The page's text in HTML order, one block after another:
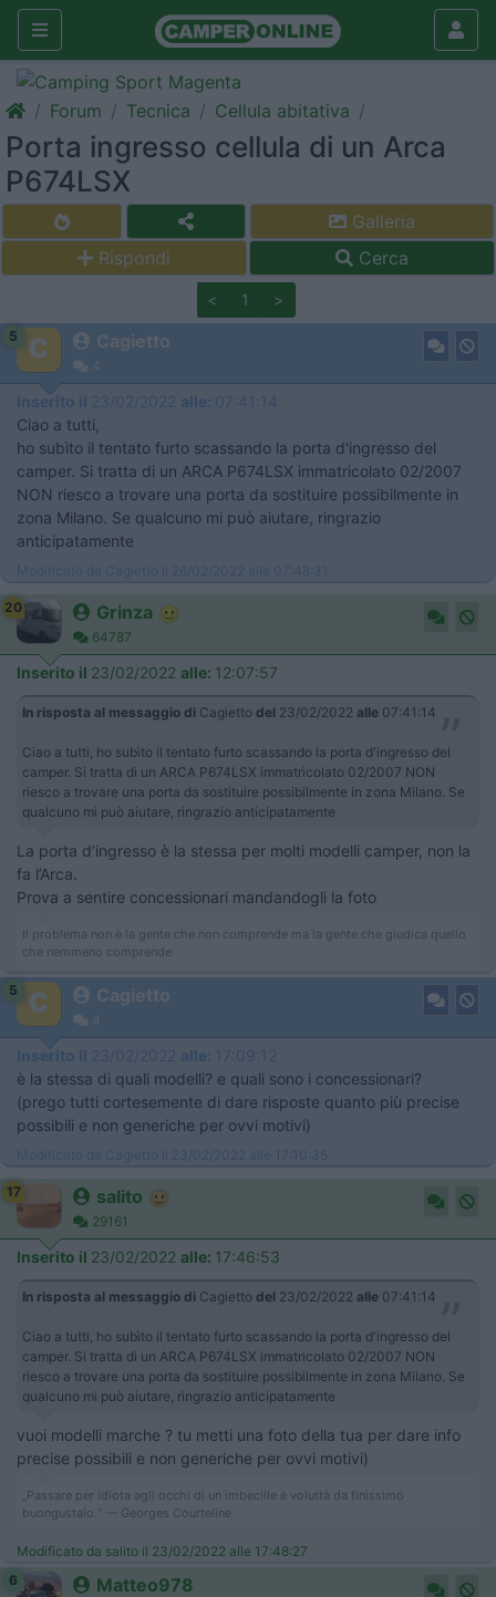
Forum Tecnica Cellula abitativa
Porta ingresso cellula di un Arca
P674LSX
Galleria
Rispondi
Cerca
< 1 >
5 Cagietto
4
Inserito il 23/02/2022 alle: 07:41:14
Ciao a tutti,
ho subìto il tentato furto scassando la porta d'ingresso del
camper. Si tratta di un ARCA P674LSX immatricolato 02/2007
NON riesco a trovare una porta da sostituire possibilmente in
zona Milano. Se qualcuno mi può aiutare, ringrazio
anticipatamente
Modificato da Cagietto il 26/02/2022 alle 07:48:31
20 Grinza
64787
Inserito il 23/02/2022 alle: 12:07:57
In risposta al messaggio di Cagietto del 23/02/2022 alle 07:41:14
Ciao a tutti, ho subìto il tentato furto scassando la porta d'ingresso del
camper. Si tratta di un ARCA P674LSX immatricolato 02/2007 NON
riesco a trovare una porta da sostituire possibilmente in zona Milano. Se
qualcuno mi può aiutare, ringrazio anticipatamente
La porta d’ingresso è la stessa per molti modelli camper, non la
fa l’Arca.
Prova a sentire concessionari mandandogli la foto
Il problema non è la gente che non comprende ma la gente che giudica quello
che nemmeno comprende
5 Cagietto
4
Inserito il 23/02/2022 alle: 17:09:12
è la stessa di quali modelli? e quali sono i concessionari?
(prego tutti cortesemente di dare risposte quanto più precise
possibili e non generiche per ovvi motivi)
Modificato da Cagietto il 23/02/2022 alle 17:10:35
17 salito
29161
Inserito il 23/02/2022 alle: 17:46:53
In risposta al messaggio di Cagietto del 23/02/2022 alle 07:41:14
Ciao a tutti, ho subìto il tentato furto scassando la porta d'ingresso del
camper. Si tratta di un ARCA P674LSX immatricolato 02/2007 NON
riesco a trovare una porta da sostituire possibilmente in zona Milano. Se
qualcuno mi può aiutare, ringrazio anticipatamente
vuoi modelli marche ? tu metti una foto della tua per dare info
precise possibili e non generiche per ovvi motivi)
„Passare per idiota agli occhi di un imbecille è voluttà da finissimo
buongustaio.“ — Georges Courteline
Modificato da salito il 23/02/2022 alle 17:48:27
6
Matteo978